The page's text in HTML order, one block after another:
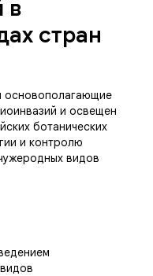
в
стран
и освещен
ботанических
и контролю
видов